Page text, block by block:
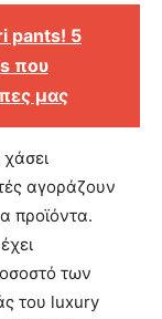
pants! 5
που
μας
αγοράζουν
προϊόντα.
των
του luxury